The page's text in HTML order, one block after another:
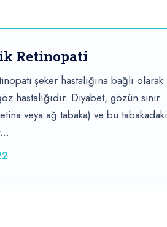
Retinopati
şeker hastalığına bağlı olarak
hastalığıdır. Diyabet, gözün sinir
veya ağ tabaka) ve bu tabakadaki